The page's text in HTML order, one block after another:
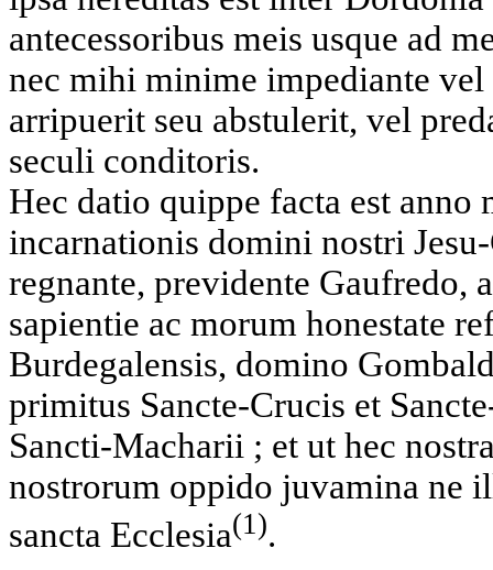
antecessoribus meis usque ad
nec mihi minime impediante
arripuerit seu abstulerit, vel
seculi conditoris.
Hec datio quippe facta est
incarnationis domini nostri
regnante, previdente Gaufredo,
sapientie ac morum honestate
Burdegalensis, domino
primitus Sancte-Crucis et
Sancti-Macharii ; et ut hec
nostrorum oppido juvamina ne
sancta Ecclesia(1).